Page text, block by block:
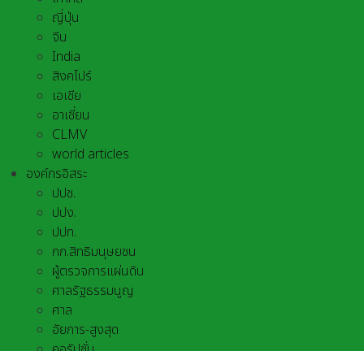
ญี่ปุ่น
จีน
India
สิงคโปร์
เอเชีย
อาเชี่ยน
CLMV
world articles
องค์กรอิสระ
ปปช.
ปปง.
ปปท.
กก.สิทธิมนุษยชน
ผู้ตรวจการแผ่นดิน
ศาลรัฐธรรมนูญ
ศาล
อัยการ-สูงสุด